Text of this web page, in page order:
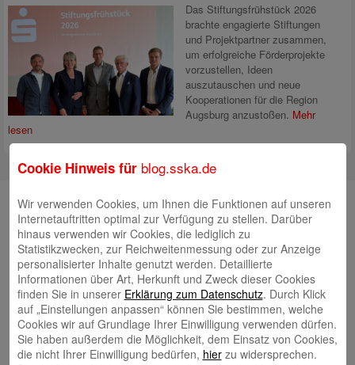
Das Stiftungsfrühstück 2026
brachte engagierte Stiftungen
und Projektpartner zusammen,
um erfolgreiche Förderprojekte
vorzustellen, Ideen
auszutauschen und neue
Kooperationen für die Region
Augsburg anzustoßen. Mehr
lesen
Suche
Neueste Beiträge
Radlkonvoi des FFH feiert Einweihung des neuen
Campus Nord 5. August 2026
Willkommen bei Kinder im Mittelpunkt e.V. 24. Juli 2026
Cookie Hinweis für blog.sska.de
Wir verwenden Cookies, um Ihnen die Funktionen auf unseren
Internetauftritten optimal zur Verfügung zu stellen. Darüber
hinaus verwenden wir Cookies, die lediglich zu
Statistikzwecken, zur Reichweitenmessung oder zur Anzeige
personalisierter Inhalte genutzt werden. Detaillierte
Informationen über Art, Herkunft und Zweck dieser Cookies
finden Sie in unserer Erklärung zum Datenschutz. Durch Klick
auf „Einstellungen anpassen“ können Sie bestimmen, welche
Cookies wir auf Grundlage Ihrer Einwilligung verwenden dürfen.
Sie haben außerdem die Möglichkeit, dem Einsatz von Cookies,
die nicht Ihrer Einwilligung bedürfen, hierzu widersprechen.